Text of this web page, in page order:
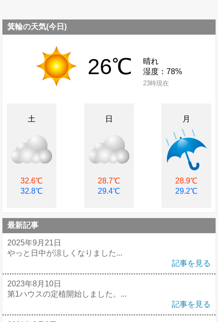
箕輪の天気(今日)
26℃
晴れ
湿度：78%
23時現在
土
32.6℃
32.8℃
日
28.7℃
29.4℃
月
28.9℃
29.2℃
最新記事
2025年9月21日
やっと日中が涼しくなりました...
記事を見る
2023年8月10日
第1ハウスの定植開始しました。...
記事を見る